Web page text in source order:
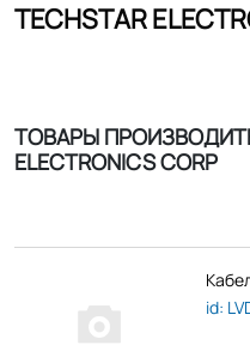
TECHSTAR
ТОВАРЫ
ELECTRONICS CORP
id: